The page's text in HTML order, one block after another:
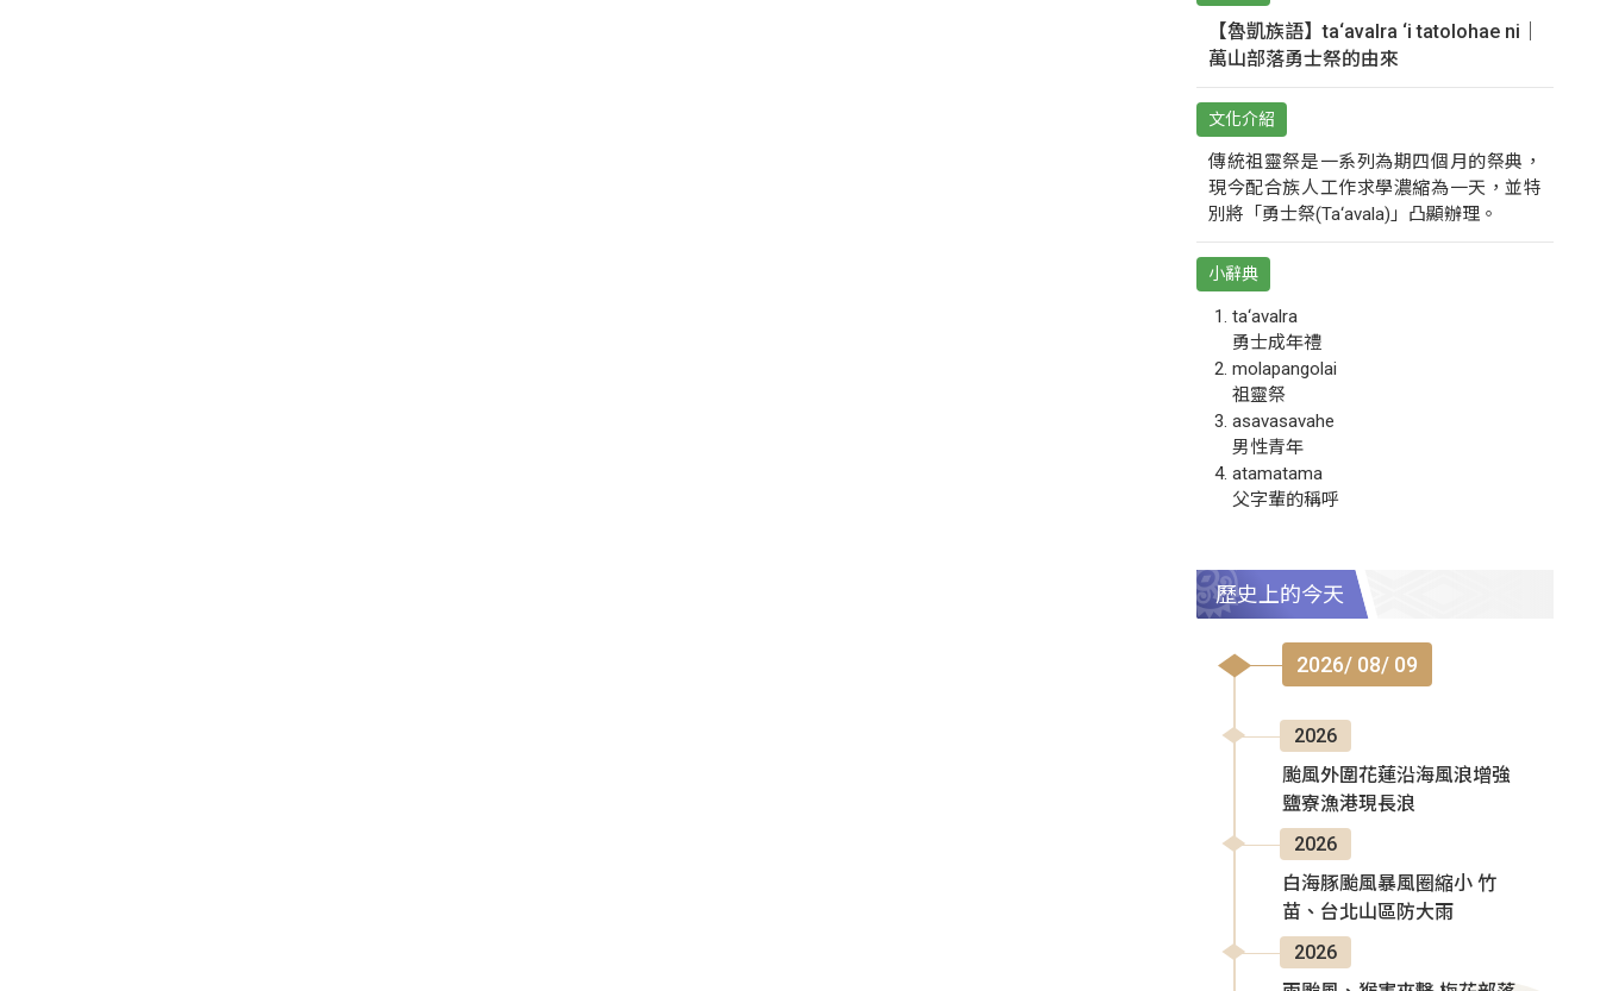
【魯凱族語】ta‘avalra ‘i tatolohae ni｜
萬山部落勇士祭的由來
文化介紹
傳統祖靈祭是一系列為期四個月的祭典，
現今配合族人工作求學濃縮為一天，並特
別將「勇士祭(Ta‘avala)」凸顯辦理。
小辭典
ta‘avalra
勇士成年禮
molapangolai
祖靈祭
asavasavahe
男性青年
atamatama
父字輩的稱呼
歷史上的今天
2026/ 08/ 09
2026
颱風外圍花蓮沿海風浪增強
鹽寮漁港現長浪
2026
白海豚颱風暴風圈縮小 竹
苗、台北山區防大雨
2026